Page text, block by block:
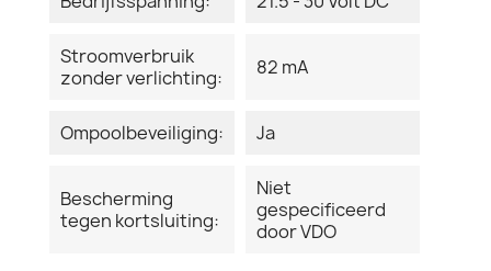
Stroomverbruik
zonder verlichting:
82 mA
Ompoolbeveiliging: Ja
Bescherming
tegen kortsluiting:
Niet
gespecificeerd
door VDO